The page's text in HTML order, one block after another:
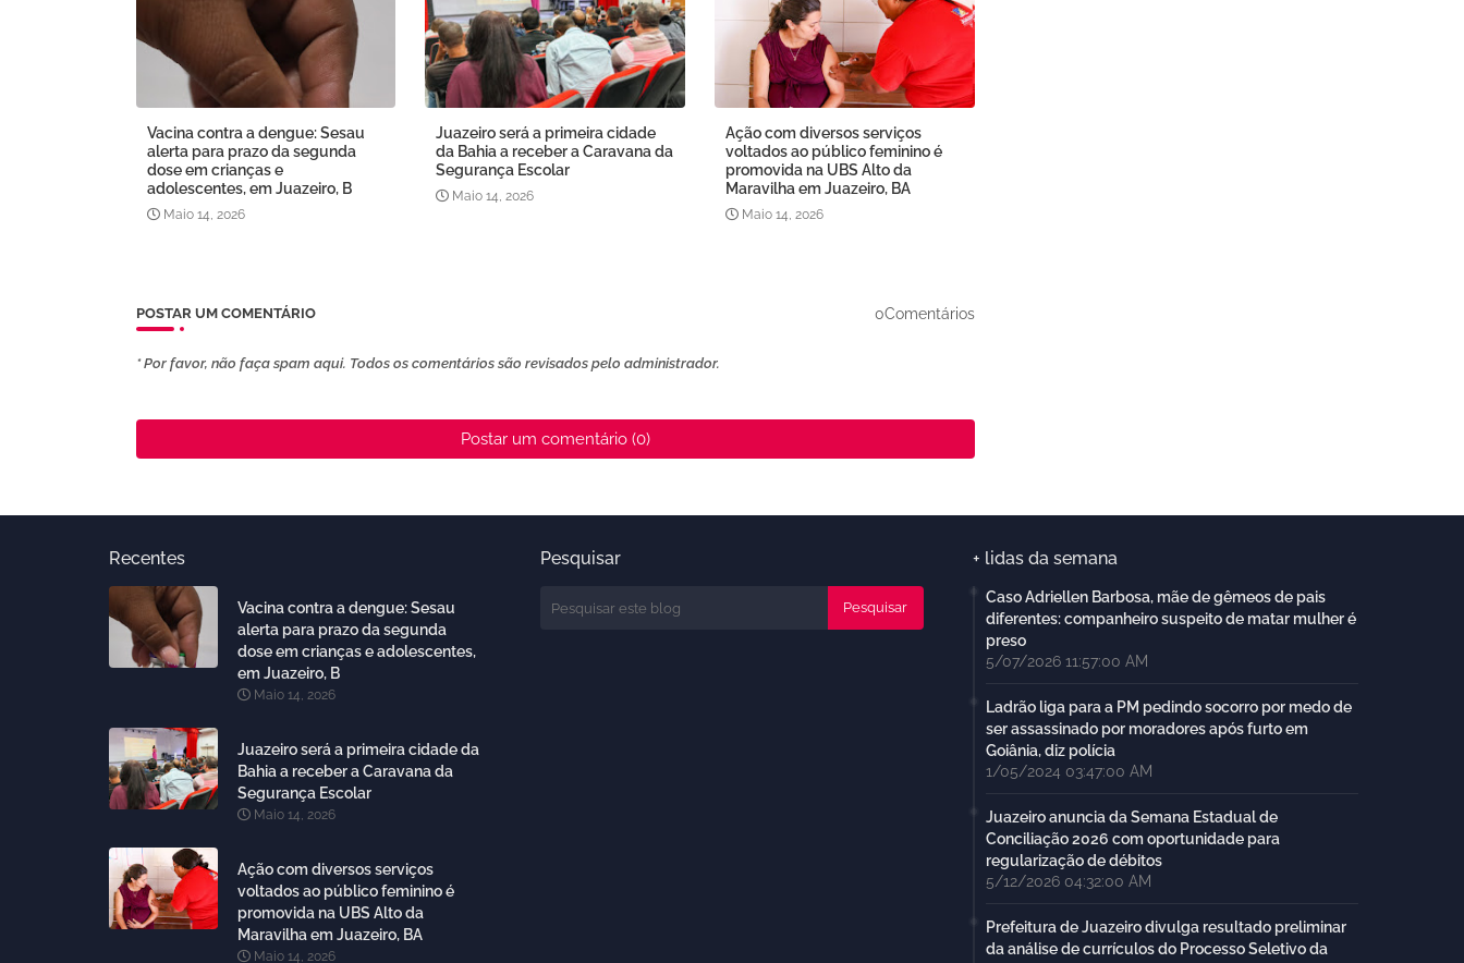
Vacina contra a dengue: Sesau
alerta para prazo da segunda
dose em crianças e
adolescentes, em Juazeiro, B
Maio 14, 2026
Juazeiro será a primeira cidade
da Bahia a receber a Caravana da
Segurança Escolar
Maio 14, 2026
Ação com diversos serviços
voltados ao público feminino é
promovida na UBS Alto da
Maravilha em Juazeiro, BA
Maio 14, 2026
POSTAR UM COMENTÁRIO 0Comentários
* Por favor, não faça spam aqui. Todos os comentários são revisados ​​pelo administrador.
Postar um comentário (0)
Recentes
Vacina contra a dengue: Sesau
alerta para prazo da segunda
dose em crianças e adolescentes,
em Juazeiro, B
Maio 14, 2026
Juazeiro será a primeira cidade da
Bahia a receber a Caravana da
Segurança Escolar
Maio 14, 2026
Ação com diversos serviços
voltados ao público feminino é
promovida na UBS Alto da
Maravilha em Juazeiro, BA
Maio 14, 2026
Pesquisar + lidas da semana
Caso Adriellen Barbosa, mãe de gêmeos de pais
diferentes: companheiro suspeito de matar mulher é
preso
5/07/2026 11:57:00 AM
Ladrão liga para a PM pedindo socorro por medo de
ser assassinado por moradores após furto em
Goiânia, diz polícia
1/05/2024 03:47:00 AM
Juazeiro anuncia da Semana Estadual de
Conciliação 2026 com oportunidade para
regularização de débitos
5/12/2026 04:32:00 AM
Prefeitura de Juazeiro divulga resultado preliminar
da análise de currículos do Processo Seletivo da